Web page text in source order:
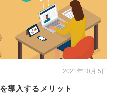
2021年10月 5日
導入するメリット